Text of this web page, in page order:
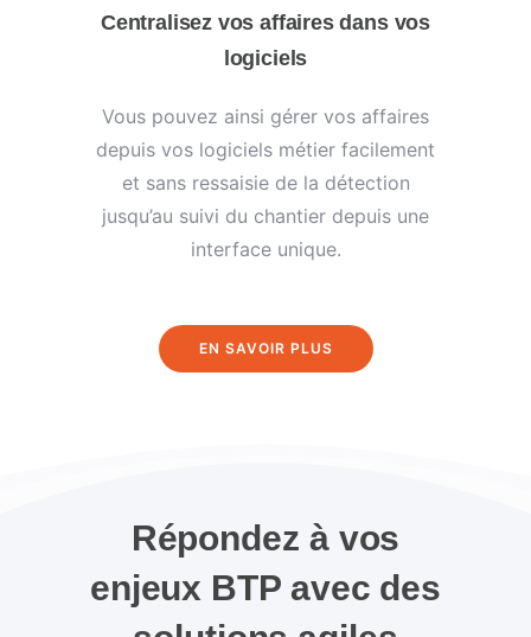
Centralisez vos affaires dans vos
logiciels
Vous pouvez ainsi gérer vos affaires
depuis vos logiciels métier facilement
et sans ressaisie de la détection
jusqu’au suivi du chantier depuis une
interface unique.
EN SAVOIR PLUS
Répondez à vos
enjeux BTP avec des